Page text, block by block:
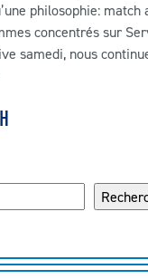
philosophie: match
concentrés sur
samedi, nous